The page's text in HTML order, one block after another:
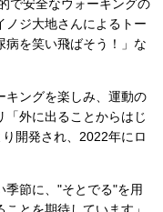
で安全なウォーキングの
ノジ大地さんによるトー
病を笑い飛ばそう！」な
ングを楽しみ、運動の
外に出ることからはじ
開発され、2022年にロ
節に、"そとでる"を用